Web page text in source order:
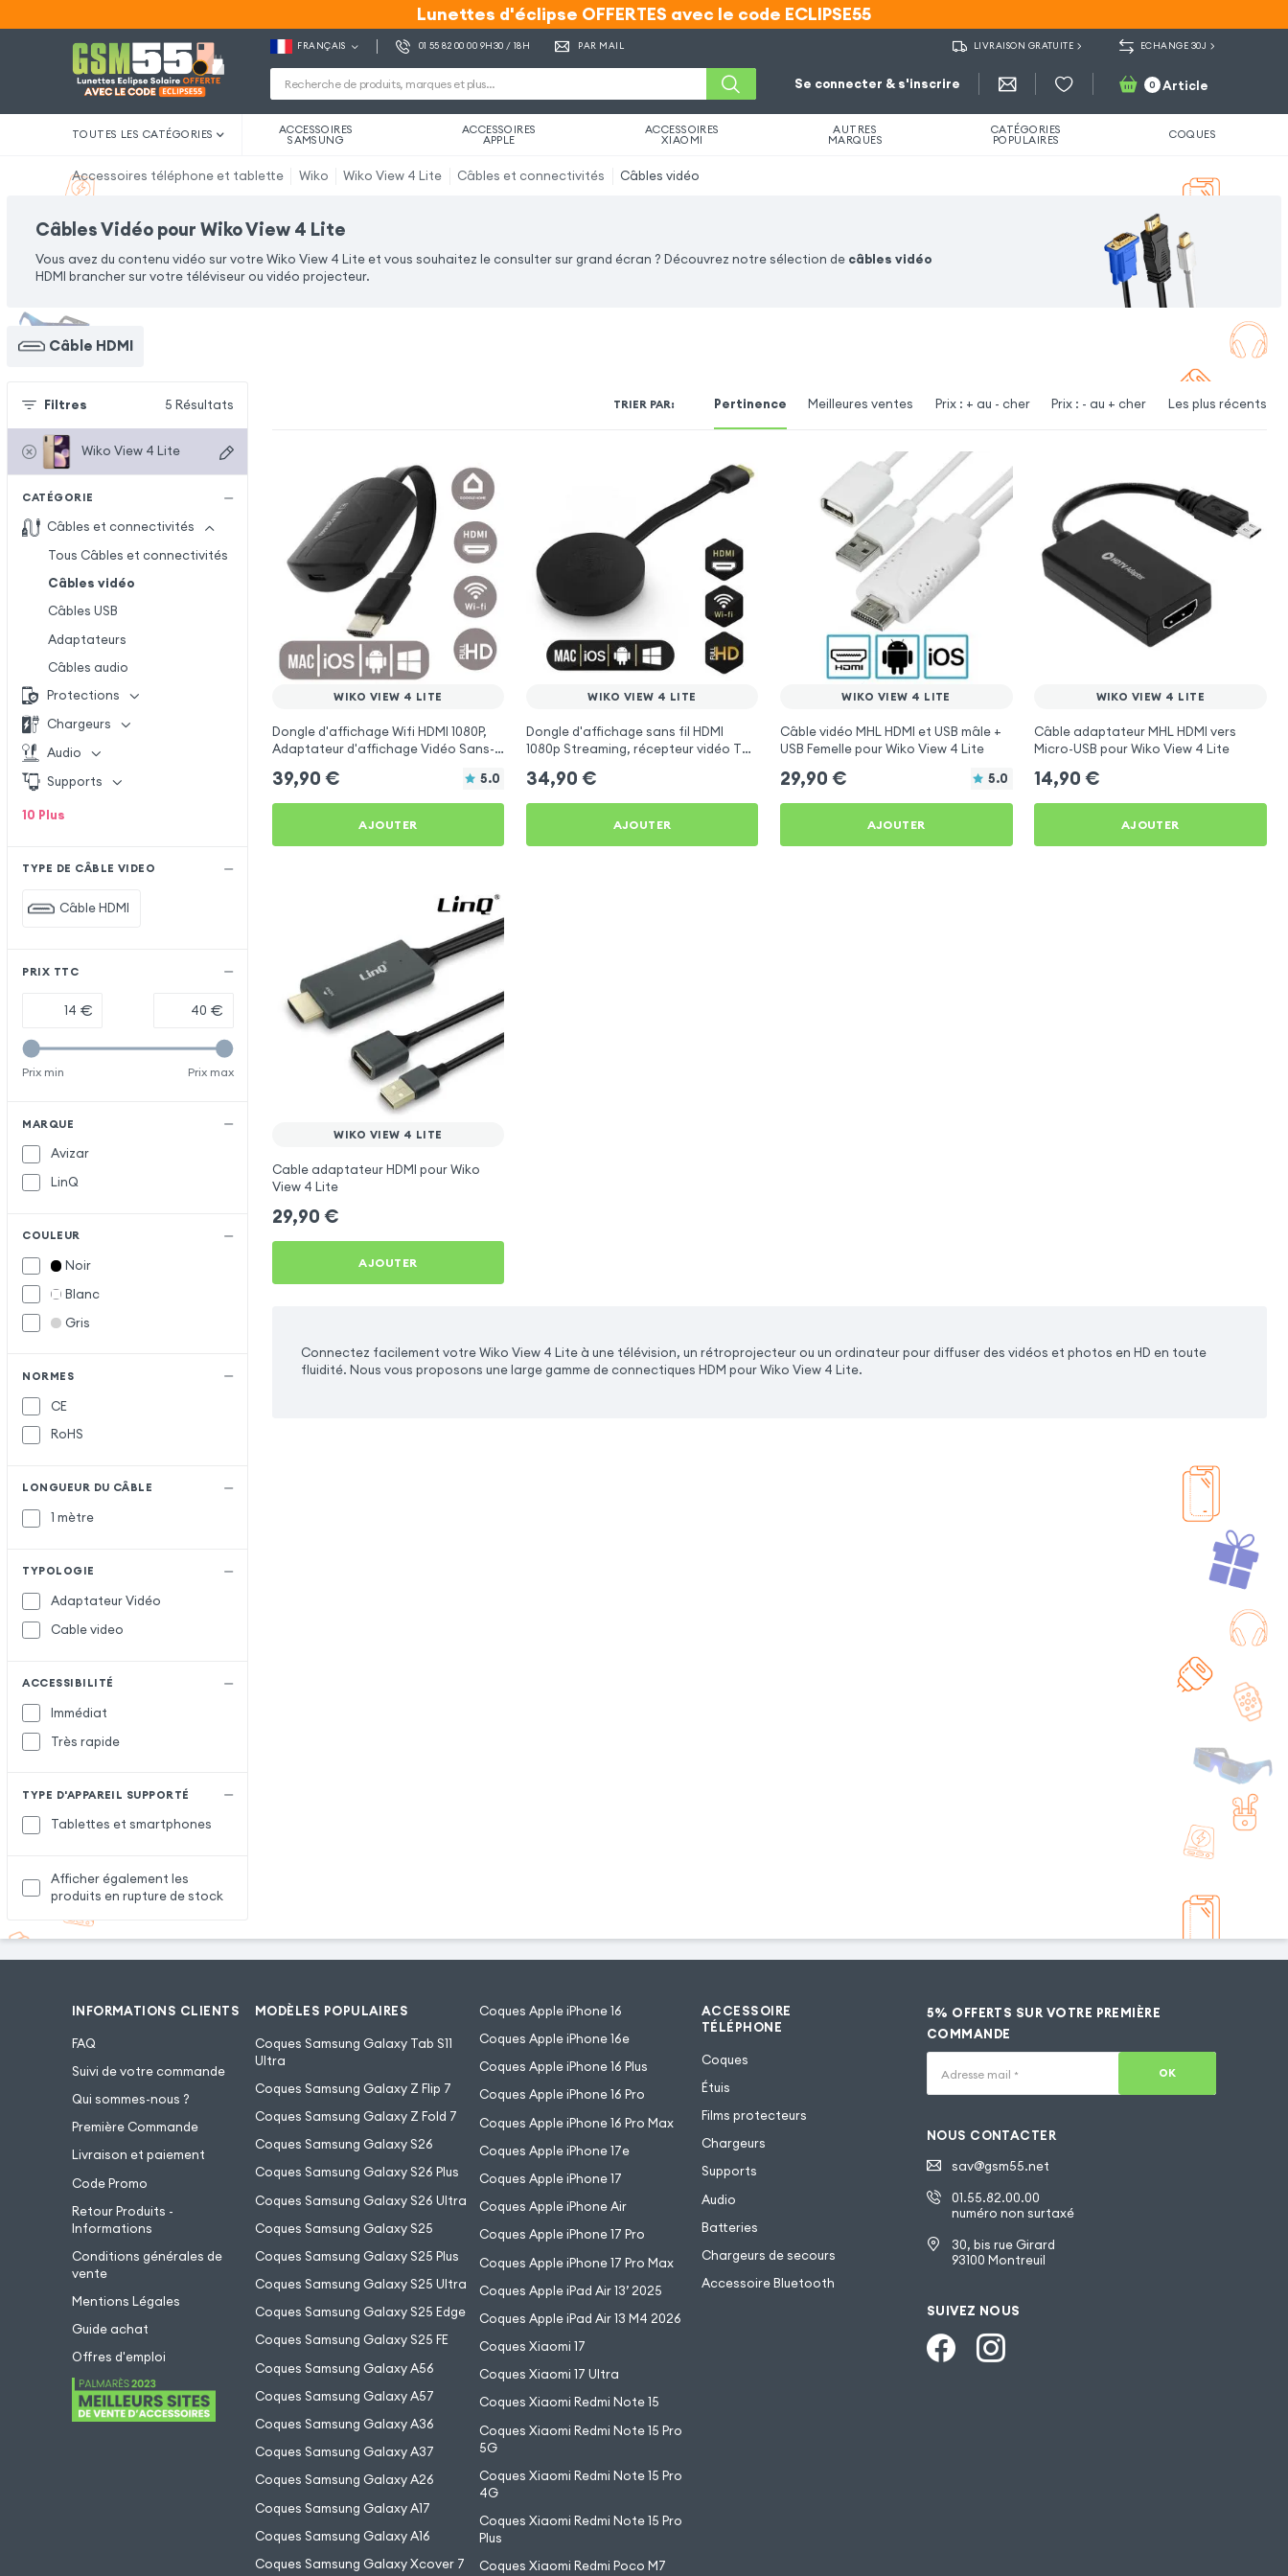
Lunettes d'éclipse OFFERTES avec le code ECLIPSE55
Lunettes d'éclipse OFFERTES avec le code ECLIPSE55
FRANÇAIS 01 55 82 00 00 9H30 / 18H PAR MAIL LIVRAISON GRATUITE ECHANGE 30J
Se connecter & s'inscrire 0 Article
TOUTES LES CATÉGORIES ACCESSOIRES
SAMSUNG
ACCESSOIRES
APPLE
ACCESSOIRES
XIAOMI
AUTRES
MARQUES
CATÉGORIES
POPULAIRES COQUES
Accessoires téléphone et tablette Wiko Wiko View 4 Lite Câbles et connectivités Câbles vidéo
Câbles Vidéo pour Wiko View 4 Lite
Vous avez du contenu vidéo sur votre Wiko View 4 Lite et vous souhaitez le consulter sur grand écran ? Découvrez notre sélection de câbles vidéo
HDMI brancher sur votre téléviseur ou vidéo projecteur.
Câble HDMI
Filtres 5 Résultats
Wiko View 4 Lite
CATÉGORIE
Câbles et connectivités
Tous Câbles et connectivités
Câbles vidéo
Câbles USB
Adaptateurs
Câbles audio
Protections
Chargeurs
Audio
Supports
10 Plus
TYPE DE CÂBLE VIDEO
Câble HDMI
PRIX TTC
€ €
Prix min Prix max
MARQUE
Avizar
LinQ
COULEUR
Noir
Blanc
Gris
NORMES
CE
RoHS
LONGUEUR DU CÂBLE
1 mètre
TYPOLOGIE
Adaptateur Vidéo
Cable video
ACCESSIBILITÉ
Immédiat
Très rapide
TYPE D'APPAREIL SUPPORTÉ
Tablettes et smartphones
Afficher également les
produits en rupture de stock
TRIER PAR: Pertinence Meilleures ventes Prix : + au - cher Prix : - au + cher Les plus récents
WIKO VIEW 4 LITE
Dongle d'affichage Wifi HDMI 1080P,
Adaptateur d'affichage Vidéo Sans-
39,90 € 5.0
AJOUTER
WIKO VIEW 4 LITE
Dongle d'affichage sans fil HDMI
1080p Streaming, récepteur vidéo TV
pour Wiko View 4 Lite
34,90 €
AJOUTER
WIKO VIEW 4 LITE
Câble vidéo MHL HDMI et USB mâle +
USB Femelle pour Wiko View 4 Lite
29,90 € 5.0
AJOUTER
WIKO VIEW 4 LITE
Câble adaptateur MHL HDMI vers
Micro-USB pour Wiko View 4 Lite
14,90 €
AJOUTER
WIKO VIEW 4 LITE
Cable adaptateur HDMI pour Wiko
View 4 Lite
29,90 €
AJOUTER
Connectez facilement votre Wiko View 4 Lite à une télévision, un rétroprojecteur ou un ordinateur pour diffuser des vidéos et photos en HD en toute
fluidité. Nous vous proposons une large gamme de connectiques HDM pour Wiko View 4 Lite.
INFORMATIONS CLIENTS
FAQ
Suivi de votre commande
Qui sommes-nous ?
Première Commande
Livraison et paiement
Code Promo
Retour Produits -
Informations
Conditions générales de
vente
Mentions Légales
Guide achat
Offres d'emploi
MODÈLES POPULAIRES
Coques Samsung Galaxy Tab S11
Ultra
Coques Samsung Galaxy Z Flip 7
Coques Samsung Galaxy Z Fold 7
Coques Samsung Galaxy S26
Coques Samsung Galaxy S26 Plus
Coques Samsung Galaxy S26 Ultra
Coques Samsung Galaxy S25
Coques Samsung Galaxy S25 Plus
Coques Samsung Galaxy S25 Ultra
Coques Samsung Galaxy S25 Edge
Coques Samsung Galaxy S25 FE
Coques Samsung Galaxy A56
Coques Samsung Galaxy A57
Coques Samsung Galaxy A36
Coques Samsung Galaxy A37
Coques Samsung Galaxy A26
Coques Samsung Galaxy A17
Coques Samsung Galaxy A16
Coques Samsung Galaxy Xcover 7
Coques Apple iPhone 16
Coques Apple iPhone 16e
Coques Apple iPhone 16 Plus
Coques Apple iPhone 16 Pro
Coques Apple iPhone 16 Pro Max
Coques Apple iPhone 17e
Coques Apple iPhone 17
Coques Apple iPhone Air
Coques Apple iPhone 17 Pro
Coques Apple iPhone 17 Pro Max
Coques Apple iPad Air 13’ 2025
Coques Apple iPad Air 13 M4 2026
Coques Xiaomi 17
Coques Xiaomi 17 Ultra
Coques Xiaomi Redmi Note 15
Coques Xiaomi Redmi Note 15 Pro
5G
Coques Xiaomi Redmi Note 15 Pro
4G
Coques Xiaomi Redmi Note 15 Pro
Plus
Coques Xiaomi Redmi Poco M7
ACCESSOIRE
TÉLÉPHONE
Coques
Étuis
Films protecteurs
Chargeurs
Supports
Audio
Batteries
Chargeurs de secours
Accessoire Bluetooth
5% OFFERTS SUR VOTRE PREMIÈRE
COMMANDE
Adresse mail * OK
NOUS CONTACTER
sav@gsm55.net
01.55.82.00.00
numéro non surtaxé
30, bis rue Girard
93100 Montreuil
SUIVEZ NOUS